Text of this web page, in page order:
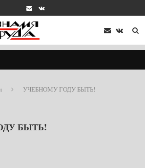
УЧЕБНОМУ ГОДУ БЫТЬ!
БЫТЬ!